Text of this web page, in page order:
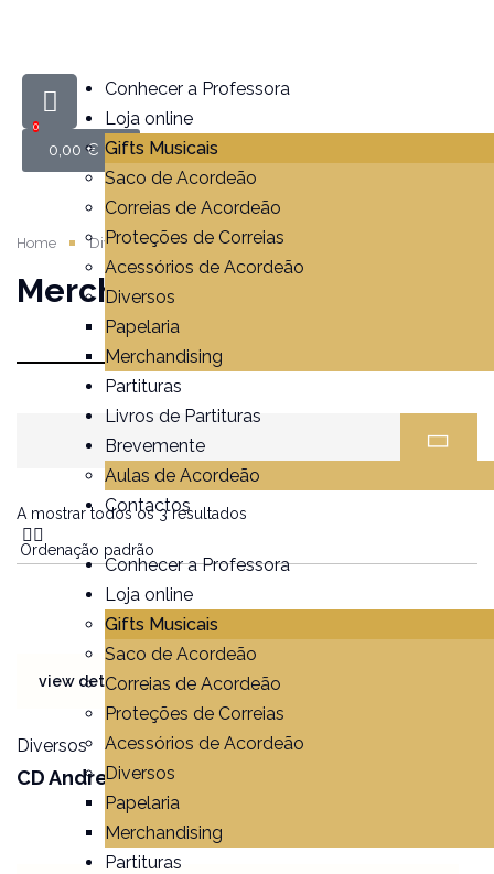
Conhecer a Professora
Loja online
Gifts Musicais
Saco de Acordeão
Correias de Acordeão
Proteções de Correias
Acessórios de Acordeão
Diversos
Papelaria
Merchandising
Partituras
Livros de Partituras
Brevemente
Aulas de Acordeão
Contactos
Conhecer a Professora
Loja online
Gifts Musicais
Saco de Acordeão
Correias de Acordeão
Proteções de Correias
Acessórios de Acordeão
Diversos
Papelaria
Merchandising
Partituras
0,00€
0
Home Diversos Merchandising
Merchandising
A mostrar todos os 3 resultados
view details
Diversos
CD Andreia Sofia